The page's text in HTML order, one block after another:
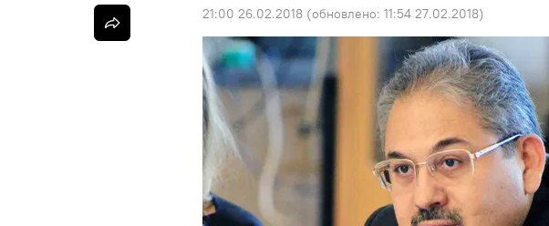
21:00 26.02.2018 (обновлено: 11:54 27.02.2018)